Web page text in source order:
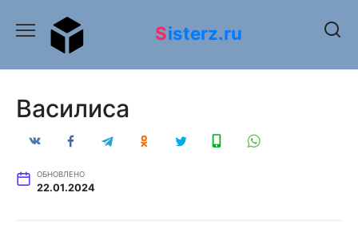
содержанию
Sisterz.ru
Василиса
ОБНОВЛЕНО
22.01.2024